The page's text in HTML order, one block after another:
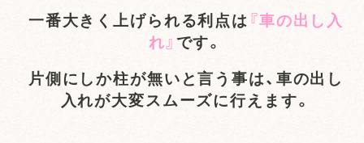
一番大きく上げられる利点は 『車の出し入
れ』 です。
片側にしか柱が無いと言う事は、車の出し
入れが大変スムーズに行えます。